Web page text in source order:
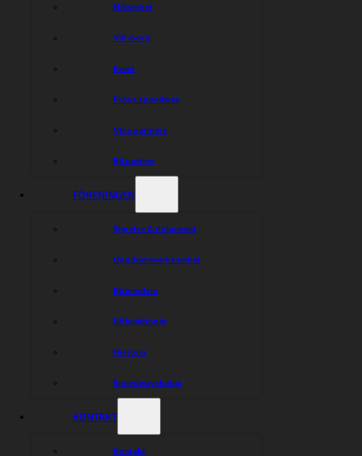
Nätverket
VIP-bord
Event
Prova speedway
Våra partners
Bli partner
FÖRENINGEN
Styrelse & dokument
Ungdomsverksamhet
Bli medlem
Bli funktionär
Historia
Speedwayskolan
KONTAKT
Kontakt